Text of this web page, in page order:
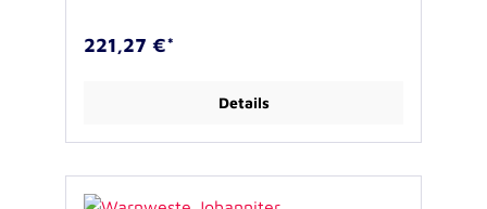
Fear Wearinkl. BrustbestickungGrößen: XS-
gewünschten Größen an!
221,27 €*
Details